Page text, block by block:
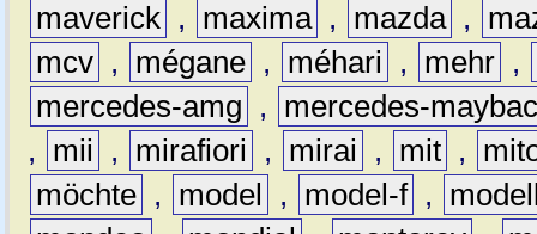
maverick , maxima , mazda ,
mcv , mégane , méhari , mehr ,
mercedes-amg
,
mercedes-
,
mii , mirafiori , mirai , mit ,
möchte , model , model-f ,